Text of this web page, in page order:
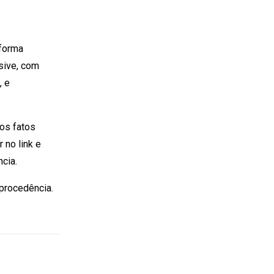
com
e
fatos
no link e